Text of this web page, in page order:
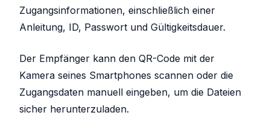
Zugangsinformationen, einschließlich einer
Anleitung, ID, Passwort und Gültigkeitsdauer.
Der Empfänger kann den QR-Code mit der
Kamera seines Smartphones scannen oder die
Zugangsdaten manuell eingeben, um die Dateien
sicher herunterzuladen.